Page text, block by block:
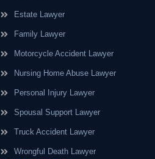
Estate Lawyer
Family Lawyer
Motorcycle Accident Lawyer
Nursing Home Abuse Lawyer
Personal Injury Lawyer
Spousal Support Lawyer
Truck Accident Lawyer
Wrongful Death Lawyer